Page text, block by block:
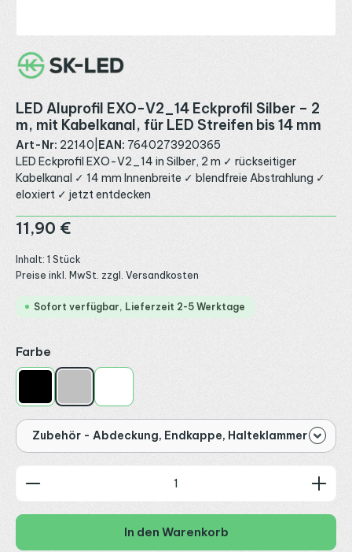
LED Aluprofil EXO-V2_14 Eckprofil Silber – 2
m, mit Kabelkanal, für LED Streifen bis 14 mm
Art-Nr: 22140 EAN: 7640273920365
LED Eckprofil EXO-V2_14 in Silber, 2 m ✓ rückseitiger
Kabelkanal ✓ 14 mm Innenbreite ✓ blendfreie Abstrahlung ✓
eloxiert ✓ jetzt entdecken
Regulärer Preis:
11,90 €
Inhalt: 1 Stück
Preise inkl. MwSt. zzgl. Versandkosten
Sofort verfügbar, Lieferzeit 2-5 Werktage
Farbe
Zubehör - Abdeckung, Endkappe, Halteklammer
Produkt Anzahl: Gib den gewünschten Wert ein
In den Warenkorb